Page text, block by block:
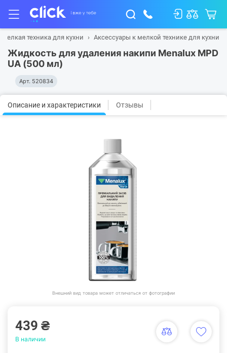
Мелкая техника для кухни Аксессуары к мелкой технике для кухни
Жидкость для удаления накипи Menalux MPD
UA (500 мл)
Арт. 520834
Описание и характеристики Отзывы
Внешний вид товара может отличаться от фотографии
439 ₴
В наличии